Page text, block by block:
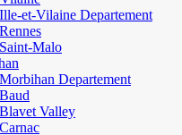
Ille-et-Vilaine Departement
Rennes
Saint-Malo
Morbihan Departement
Baud
Blavet Valley
Carnac